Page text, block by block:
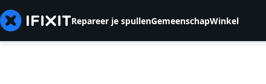
Repareer je spullenGemeenschapWinkel